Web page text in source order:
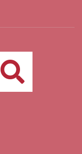
Buscar